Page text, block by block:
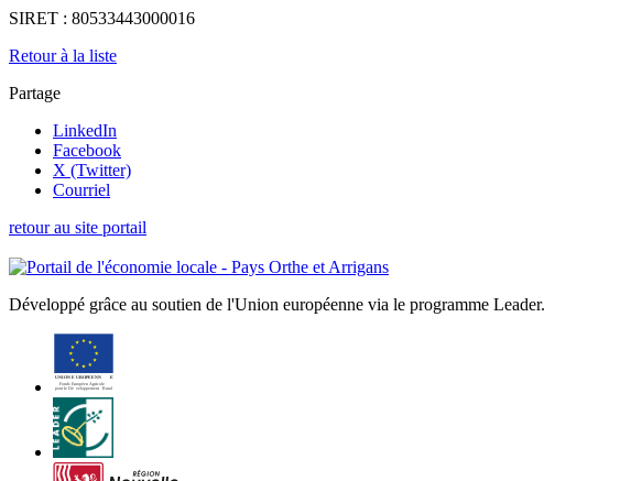
SIRET : 80533443000016
Retour à la liste
Partage
LinkedIn
Facebook
X (Twitter)
Courriel
retour au site portail
Développé grâce au soutien de l'Union européenne via le programme Leader.